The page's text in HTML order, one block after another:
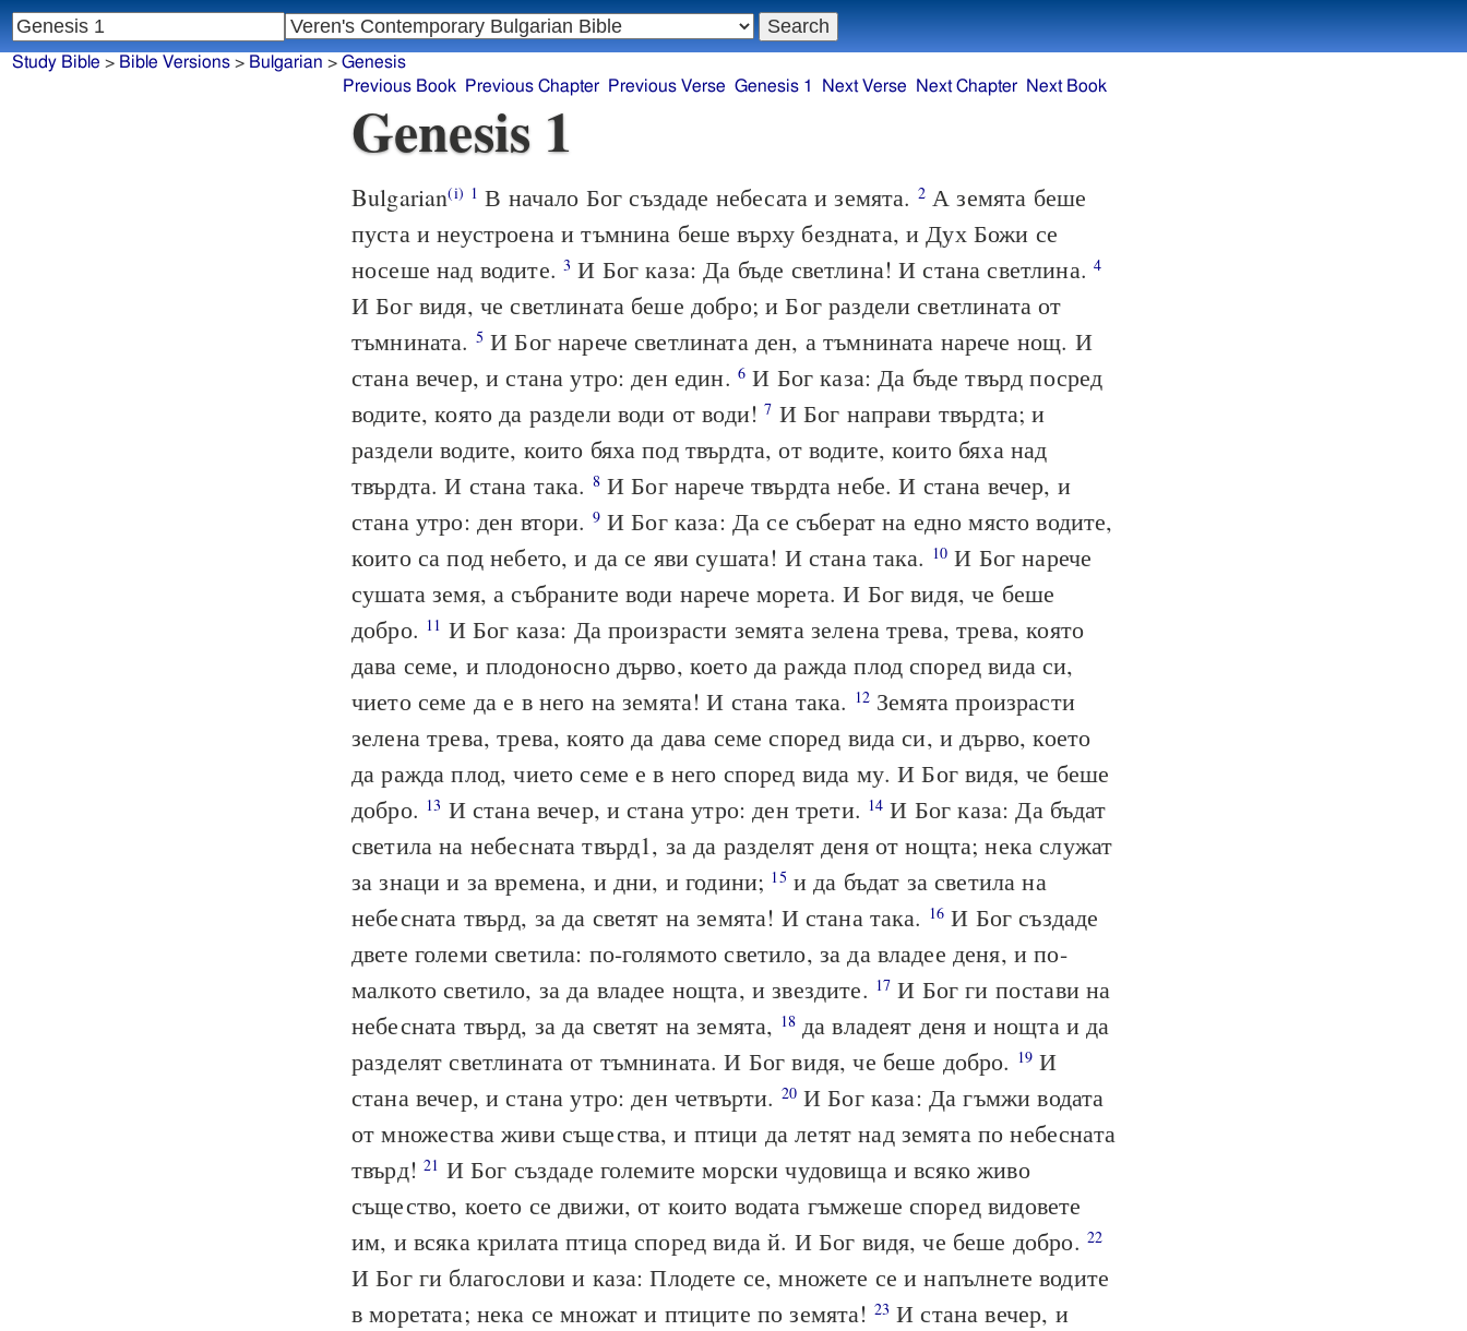
Study Bible > Bible Versions> Bulgarian > Genesis
Previous Book
Previous Chapter Previous Verse Genesis 1 Next Verse Next Chapter Next Book
Genesis 1
Bulgarian(i) 1 В начало Бог създаде небесата и земята. 2А земята беше
пуста и неустроена и тъмнина беше върху бездната, и Дух Божи се
носеше над водите.3 И Бог каза: Да бъде светлина! И стана светлина.4
И Бог видя, че светлината беше добро; и Бог раздели светлината от
тъмнината. 5 И Бог нарече светлината ден, а тъмнината нарече нощ. И
стана вечер, и стана утро: ден един. 6 И Бог каза: Да бъде твърд посред
водите, която да раздели води от води!7 И Бог направи твърдта; и
раздели водите, които бяха под твърдта, от водите, които бяха над
твърдта. И стана така. 8И Бог нарече твърдта небе. И стана вечер, и
стана утро: ден втори. 9И Бог каза: Да се съберат на едно място водите,
които са под небето, и да се яви сушата! И стана така. 10 И Бог нарече
сушата земя, а събраните води нарече морета. И Бог видя, че беше
добро. 11 И Бог каза: Да произрасти земята зелена трева, трева, която
дава семе, и плодоносно дърво, което да ражда плод според вида си,
чието семе да е в него на земята! И стана така. 12Земята произрасти
зелена трева, трева, която да дава семе според вида си, и дърво, което
да ражда плод, чието семе е в него според вида му. И Бог видя, че беше
добро. 13 И стана вечер, и стана утро: ден трети. 14 И Бог каза: Да бъдат
светила на небесната твърд1, за да разделят деня от нощта; нека служат
за знаци и за времена, и дни, и години; 15 и да бъдат за светила на
небесната твърд, за да светят на земята! И стана така. 16 И Бог създаде
двете големи светила: по-голямото светило, за да владее деня, и по-
малкото светило, за да владее нощта, и звездите. 17 И Бог ги постави на
небесната твърд, за да светят на земята, 18да владеят деня и нощта и да
разделят светлината от тъмнината. И Бог видя, че беше добро. 19 И
стана вечер, и стана утро: ден четвърти. 20И Бог каза: Да гъмжи водата
от множества живи същества, и птици да летят над земята по небесната
твърд!21 И Бог създаде големите морски чудовища и всяко живо
същество, което се движи, от които водата гъмжеше според видовете
им, и всяка крилата птица според вида й. И Бог видя, че беше добро. 22
И Бог ги благослови и каза: Плодете се, множете се и напълнете водите
в моретата; нека се множат и птиците по земята! 23 И стана вечер, и